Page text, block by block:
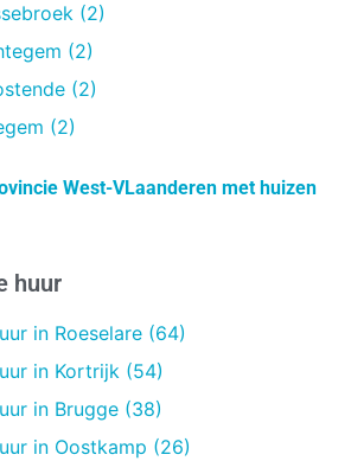
(2)
(2)
(2)
(2)
West-VLaanderen met huizen
huur
in Roeselare (64)
in Kortrijk (54)
in Brugge (38)
in Oostkamp (26)